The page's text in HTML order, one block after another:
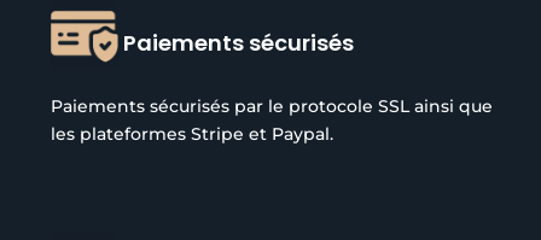
Paiements sécurisés
Paiements sécurisés par le protocole SSL ainsi que
les plateformes Stripe et Paypal.